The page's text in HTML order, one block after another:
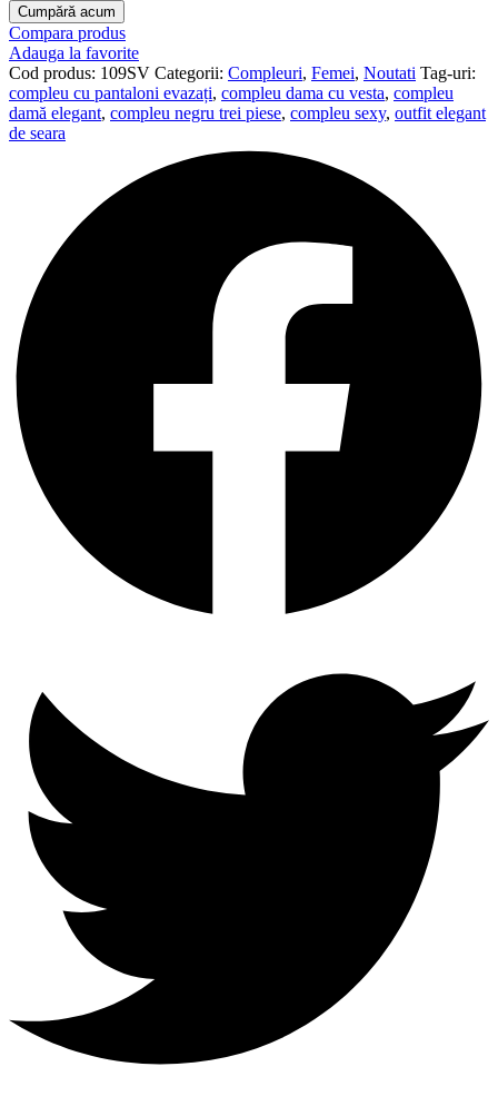
Cumpără acum
Compara produs
Adauga la favorite
Cod produs: 109SV Categorii: Compleuri, Femei, Noutati Tag-uri:
compleu cu pantaloni evazați, compleu dama cu vesta, compleu
damă elegant, compleu negru trei piese, compleu sexy, outfit elegant
de seara